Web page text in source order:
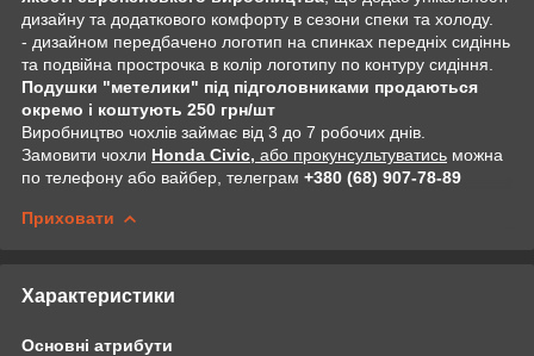
дизайну та додаткового комфорту в сезони спеки та холоду.
- дизайном передбачено логотип на спинках передніх сидіннь
та подвійна прострочка в колір логотипу по контуру сидіння.
Подушки "метелики" під підголовниками продаються
окремо і коштують 250 грн/шт
Виробництво чохлів займає від 3 до 7 робочих днів.
Замовити чохли Honda Civic, або прокунсультуватись можна
по телефону або вайбер, телеграм +380 (68) 907-78-89
Приховати
Характеристики
Основні атрибути